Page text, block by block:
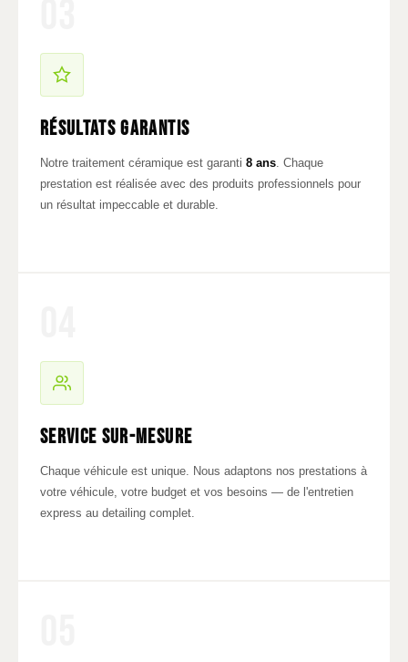
Résultats garantis
Notre traitement céramique est garanti 8 ans . Chaque
prestation est réalisée avec des produits professionnels pour
un résultat impeccable et durable.
Service sur-mesure
Chaque véhicule est unique. Nous adaptons nos prestations à
votre véhicule, votre budget et vos besoins — de l'entretien
express au detailing complet.